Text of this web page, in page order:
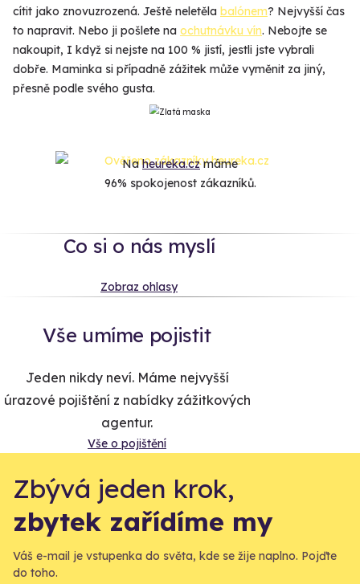
cítit jako znovuzrozená. Ještě neletěla balónem? Nejvyšší čas
to napravit. Nebo ji pošlete na ochutnávku vín. Nebojte se
nakoupit, I když si nejste na 100 % jistí, jestli jste vybrali
dobře. Maminka si případně zážitek může vyměnit za jiný,
přesně podle svého gusta.
Naheureka.czmáme
96% spokojenost zákazníků.
Co si o nás myslí
Zobraz ohlasy
Vše umíme pojistit
Jeden nikdy neví. Máme nejvyšší
úrazové pojištění z nabídky zážitkových
agentur.
Vše o pojištění
Zbývá jeden krok,
zbytek zařídíme my
Váš e-mail je vstupenka do světa, kde se žije naplno. Pojďte
do toho.